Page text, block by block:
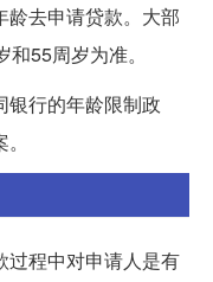
龄去申请贷款。大部
55周岁为准。
银行的年龄限制政
过程中对申请人是有